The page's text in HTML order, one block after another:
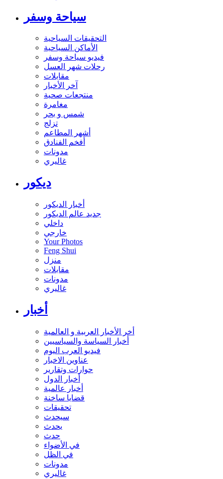
سياحة وسفر
التحقيقات السياحية
الأماكن السياحية
فيديو سياحة وسفر
رحلات شهر العسل
مقابلات
آخر الأخبار
منتجعات صحية
مغامرة
شمس و بحر
تزلج
أشهر المطاعم
أفخم الفنادق
مدونات
غاليري
ديكور
أخبار الديكور
جديد عالم الديكور
داخلي
خارجي
Your Photos
Feng Shui
منزل
مقابلات
مدونات
غاليري
أخبار
أخر الأخبار العربية و العالمية
أخبار السياسة والسياسيين
فيديو العرب اليوم
عناوين الاخبار
حوارات وتقارير
أخبار الدول
أخبار عالمية
قضايا ساخنة
تحقيقات
سيحدث
يحدث
حدث
في الأضواء
في الظل
مدونات
غاليري